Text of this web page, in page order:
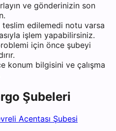
ve gönderinizin son
edilemedi notu varsa
işlem yapabilirsiniz.
için önce şubeyi
konum bilgisini ve çalışma
Şubeleri
Acentası Şubesi